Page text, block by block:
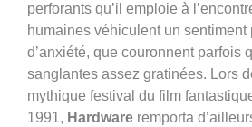
perforants qu’il emploie à
humaines véhiculent un sentiment
d’anxiété, que couronnent parfois
sanglantes assez gratinées. Lors
mythique festival du film
1991, Hardware remporta